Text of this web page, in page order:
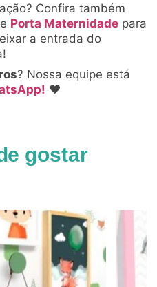
Confira também
Porta Maternidade para
a entrada do
? Nossa equipe está
♥
gostar